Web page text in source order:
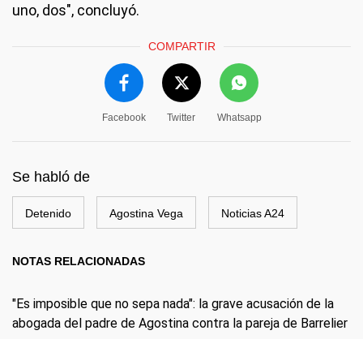
uno, dos", concluyó.
COMPARTIR
Facebook Twitter Whatsapp
Se habló de
Detenido Agostina Vega Noticias A24
NOTAS RELACIONADAS
"Es imposible que no sepa nada": la grave acusación de la
abogada del padre de Agostina contra la pareja de Barrelier